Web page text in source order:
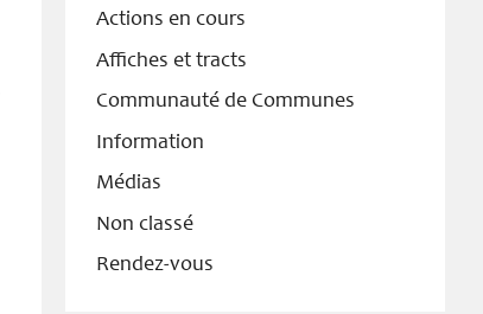
Actions en cours
Affiches et tracts
Communauté de Communes
Information
Médias
Non classé
Rendez-vous